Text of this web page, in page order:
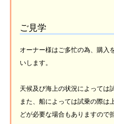
ご見学
オーナー様はご多忙の為、購入
いします。
天候及び海上の状況によっては
また、船によっては試乗の際は
どが必要な場合もありますので